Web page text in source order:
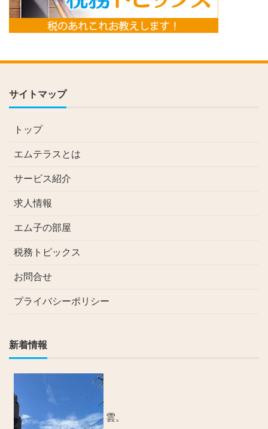
サイトマップ
トップ
エムテラスとは
サービス紹介
求人情報
エム子の部屋
税務トピックス
お問合せ
プライバシーポリシー
新着情報
雲。